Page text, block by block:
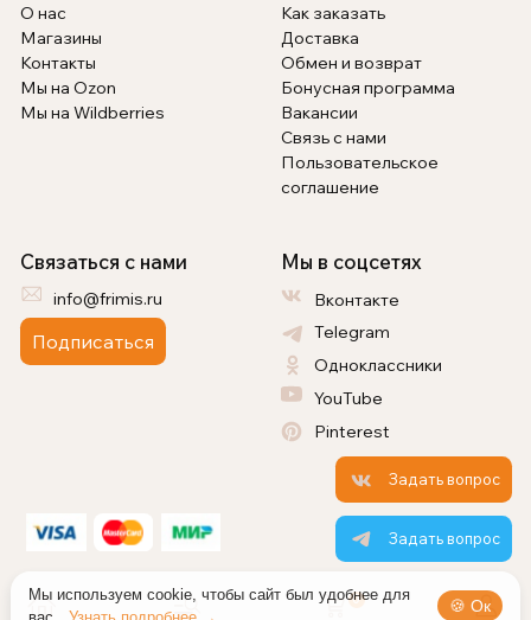
0
О нас
Магазины
Контакты
Мы на Ozon
Мы на Wildberries
Как заказать
Доставка
Обмен и возврат
Бонусная программа
Вакансии
Связь с нами
Пользовательское
соглашение
Связаться с нами
info@frimis.ru
Подписаться
Мы в соцсетях
Вконтакте
Telegram
Одноклассники
YouTube
Pinterest
Задать вопрос
Задать вопрос
Мы используем cookie, чтобы сайт был удобнее для
🍪 Ок